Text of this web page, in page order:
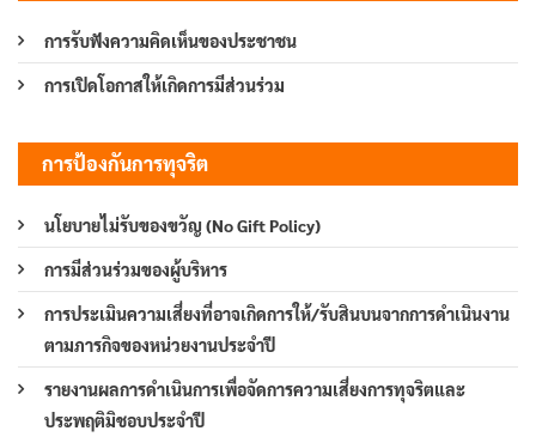
การรับฟังความคิดเห็นของประชาชน
การเปิดโอกาสให้เกิดการมีส่วนร่วม
การป้องกันการทุจริต
นโยบายไม่รับของขวัญ (No Gift Policy)
การมีส่วนร่วมของผู้บริหาร
การประเมินความเสี่ยงที่อาจเกิดการให้/รับสินบนจากการดำเนินงาน
ตามภารกิจของหน่วยงานประจำปี
รายงานผลการดำเนินการเพื่อจัดการความเสี่ยงการทุจริตและ
ประพฤติมิชอบประจำปี